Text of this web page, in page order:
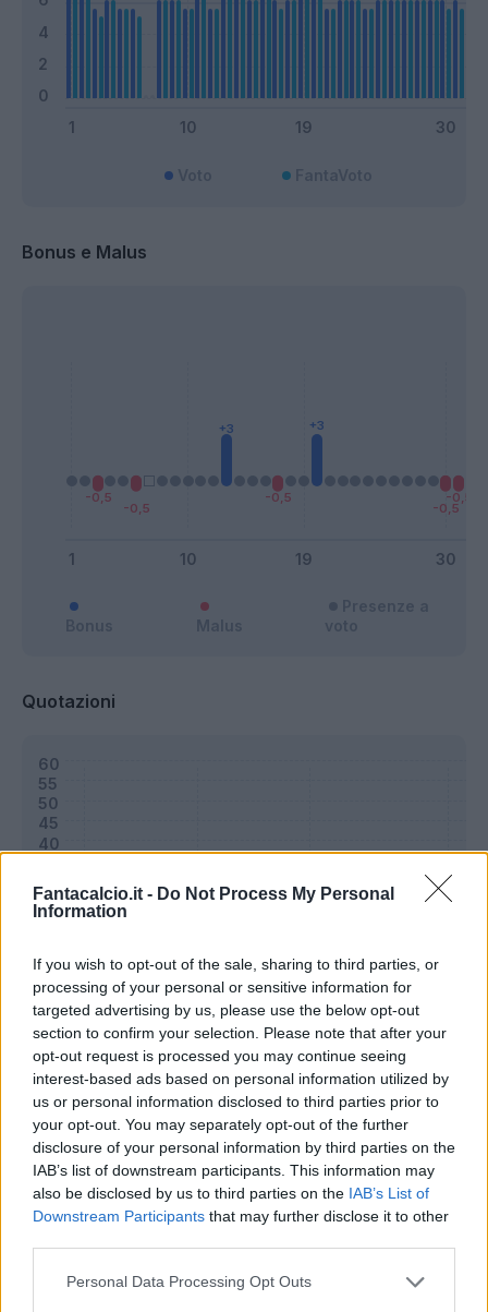
Fantacalcio.it - Do Not Process My Personal
Information
If you wish to opt-out of the sale, sharing to third parties, or
processing of your personal or sensitive information for
targeted advertising by us, please use the below opt-out
section to confirm your selection. Please note that after your
opt-out request is processed you may continue seeing
interest-based ads based on personal information utilized by
us or personal information disclosed to third parties prior to
your opt-out. You may separately opt-out of the further
disclosure of your personal information by third parties on the
IAB’s list of downstream participants. This information may
also be disclosed by us to third parties on the IAB’s List of
Downstream Participants that may further disclose it to other
Personal Data Processing Opt Outs
Bonus e Malus
Quotazioni
Classic Mantra
Riepilogo stagione
Titolare 35 - 92%
Entrato
Squalificato 0 - 0%